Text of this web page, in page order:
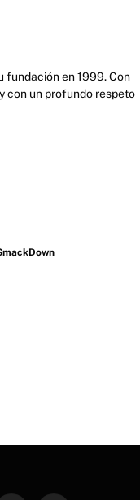
fundación en 1999. Con
con un profundo respeto